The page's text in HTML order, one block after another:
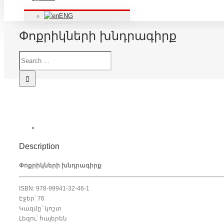
ENG
Փոքրիկների խնդրագիրք
Description
Փոքրիկների խնդրագիրք
ISBN: 978-99941-32-46-1
Էջեր՝ 76
Կազմը՝ կոշտ
Լեզու՝ հայերեն